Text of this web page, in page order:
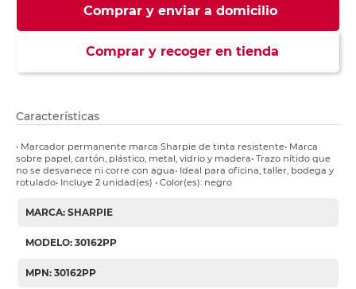
Comprar y enviar a domicilio
Comprar y recoger en tienda
Características
• Marcador permanente marca Sharpie de tinta resistente• Marca
sobre papel, cartón, plástico, metal, vidrio y madera• Trazo nítido que
no se desvanece ni corre con agua• Ideal para oficina, taller, bodega y
rotulado• Incluye 2 unidad(es) • Color(es): negro
MARCA: SHARPIE
MODELO: 30162PP
MPN: 30162PP